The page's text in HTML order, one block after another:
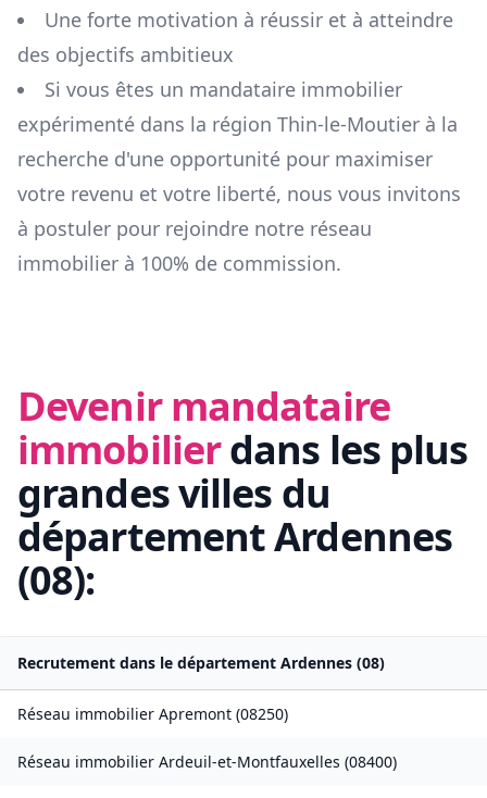
Une forte motivation à réussir et à atteindre
des objectifs ambitieux
Si vous êtes un mandataire immobilier
expérimenté dans la région Thin-le-Moutier à la
recherche d'une opportunité pour maximiser
votre revenu et votre liberté, nous vous invitons
à postuler pour rejoindre notre réseau
immobilier à 100% de commission.
Devenir mandataire
immobilierdans les plus
grandes villes du
départementArdennes
(08):
Recrutement dans le département Ardennes (08)
Réseau immobilier Apremont (08250)
Réseau immobilier Ardeuil-et-Montfauxelles (08400)